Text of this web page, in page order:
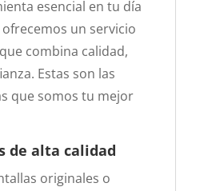
esencial en tu día
un servicio
combina calidad,
Estas son las
que somos tu mejor
de alta calidad
originales o